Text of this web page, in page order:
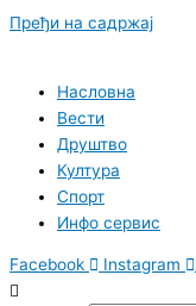
Пређи на садржај
Насловна
Вести
Друштво
Култура
Спорт
Инфо сервис
Facebook Instagram